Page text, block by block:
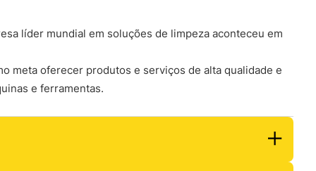
líder mundial em soluções de limpeza aconteceu em
meta oferecer produtos e serviços de alta qualidade e
e ferramentas.